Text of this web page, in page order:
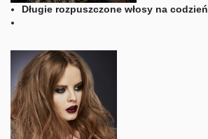
Długie rozpuszczone włosy na codzień